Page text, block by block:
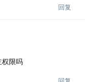
回复
权限吗